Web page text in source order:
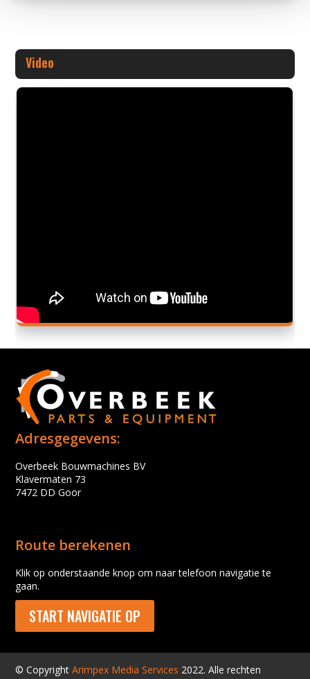
Video
Adresgegevens:
Overbeek Bouwmachines BV
Klavermaten 73
7472 DD Goor
Route berekenen
Klik op onderstaande knop om naar telefoon navigatie te
gaan.
START NAVIGATIE OP
© CopyrightArimpex Media Services 2022. Alle rechten